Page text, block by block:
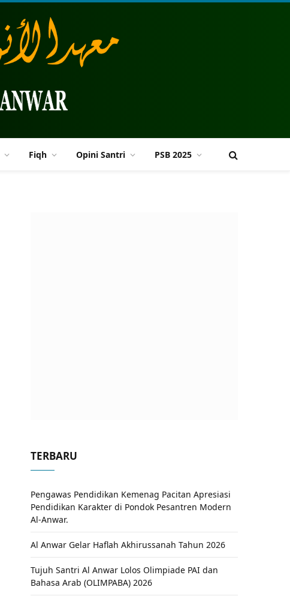
Fiqh Opini Santri PSB 2025
TERBARU
Pengawas Pendidikan Kemenag Pacitan Apresiasi
Pendidikan Karakter di Pondok Pesantren Modern
Al-Anwar.
Al Anwar Gelar Haflah Akhirussanah Tahun 2026
Tujuh Santri Al Anwar Lolos Olimpiade PAI dan
Bahasa Arab (OLIMPABA) 2026